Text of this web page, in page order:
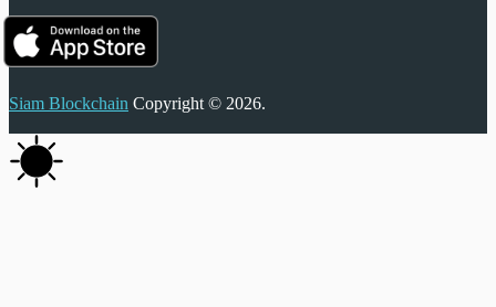
Siam BlockchainCopyright © 2026.